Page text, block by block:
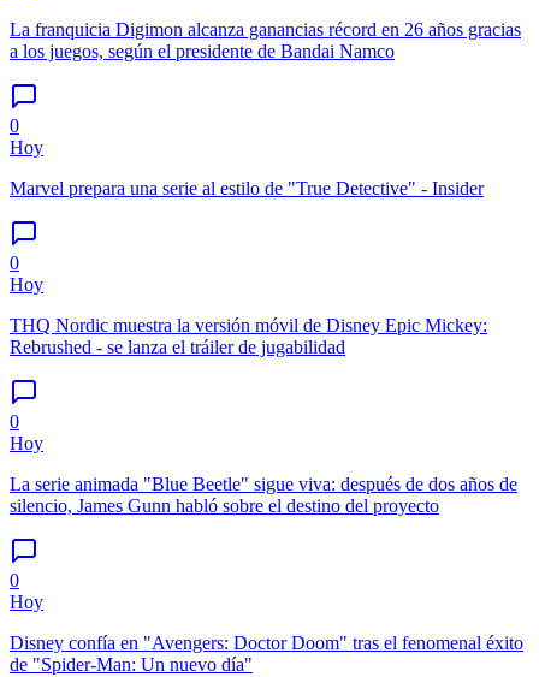
La franquicia Digimon alcanza ganancias récord en 26 años gracias
a los juegos, según el presidente de Bandai Namco
0
Hoy
Marvel prepara una serie al estilo de "True Detective" - Insider
0
Hoy
THQ Nordic muestra la versión móvil de Disney Epic Mickey:
Rebrushed - se lanza el tráiler de jugabilidad
0
Hoy
La serie animada "Blue Beetle" sigue viva: después de dos años de
silencio, James Gunn habló sobre el destino del proyecto
0
Hoy
Disney confía en "Avengers: Doctor Doom" tras el fenomenal éxito
de "Spider-Man: Un nuevo día"